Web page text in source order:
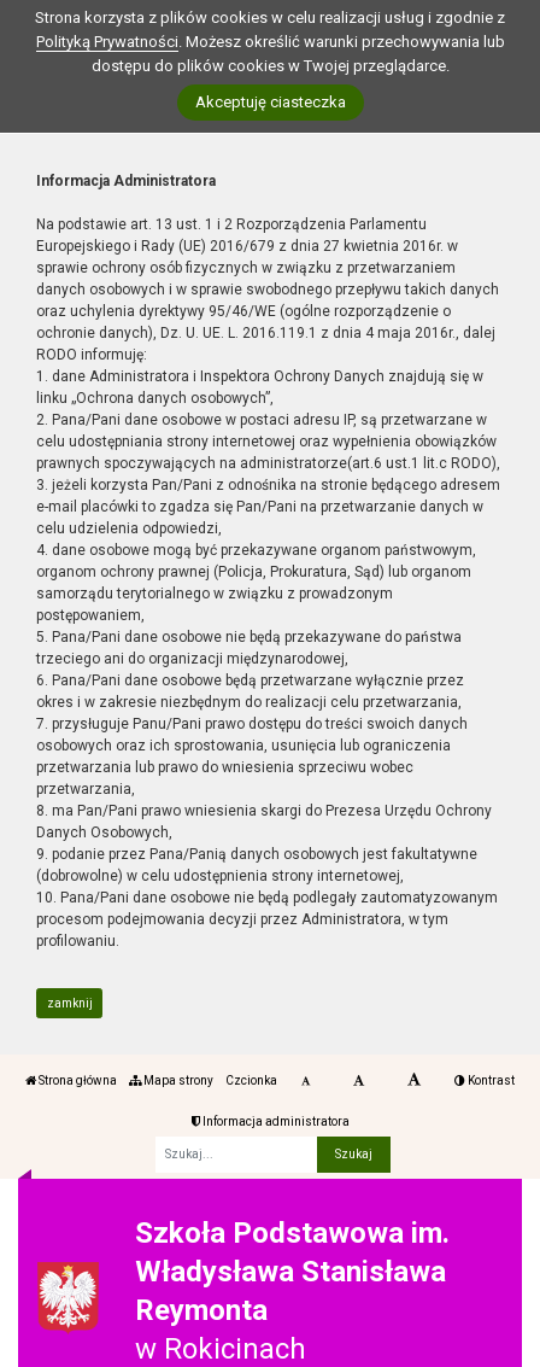
Strona korzysta z plików cookies w celu realizacji usług i zgodnie z
Polityką Prywatności. Możesz określić warunki przechowywania lub
dostępu do plików cookies w Twojej przeglądarce.
Akceptuję ciasteczka
Informacja Administratora
Na podstawie art. 13 ust. 1 i 2 Rozporządzenia Parlamentu
Europejskiego i Rady (UE) 2016/679 z dnia 27 kwietnia 2016r. w
sprawie ochrony osób fizycznych w związku z przetwarzaniem
danych osobowych i w sprawie swobodnego przepływu takich danych
oraz uchylenia dyrektywy 95/46/WE (ogólne rozporządzenie o
ochronie danych), Dz. U. UE. L. 2016.119.1 z dnia 4 maja 2016r., dalej
RODO informuję:
1. dane Administratora i Inspektora Ochrony Danych znajdują się w
linku „Ochrona danych osobowych”,
2. Pana/Pani dane osobowe w postaci adresu IP, są przetwarzane w
celu udostępniania strony internetowej oraz wypełnienia obowiązków
prawnych spoczywających na administratorze(art.6 ust.1 lit.c RODO),
3. jeżeli korzysta Pan/Pani z odnośnika na stronie będącego adresem
e-mail placówki to zgadza się Pan/Pani na przetwarzanie danych w
celu udzielenia odpowiedzi,
4. dane osobowe mogą być przekazywane organom państwowym,
organom ochrony prawnej (Policja, Prokuratura, Sąd) lub organom
samorządu terytorialnego w związku z prowadzonym
postępowaniem,
5. Pana/Pani dane osobowe nie będą przekazywane do państwa
trzeciego ani do organizacji międzynarodowej,
6. Pana/Pani dane osobowe będą przetwarzane wyłącznie przez
okres i w zakresie niezbędnym do realizacji celu przetwarzania,
7. przysługuje Panu/Pani prawo dostępu do treści swoich danych
osobowych oraz ich sprostowania, usunięcia lub ograniczenia
przetwarzania lub prawo do wniesienia sprzeciwu wobec
przetwarzania,
8. ma Pan/Pani prawo wniesienia skargi do Prezesa Urzędu Ochrony
Danych Osobowych,
9. podanie przez Pana/Panią danych osobowych jest fakultatywne
(dobrowolne) w celu udostępnienia strony internetowej,
10. Pana/Pani dane osobowe nie będą podlegały zautomatyzowanym
procesom podejmowania decyzji przez Administratora, w tym
profilowaniu.
zamknij
Strona główna Mapa strony Czcionka Kontrast
Informacja administratora
Szkoła Podstawowa im.
Władysława Stanisława
Reymonta
w Rokicinach